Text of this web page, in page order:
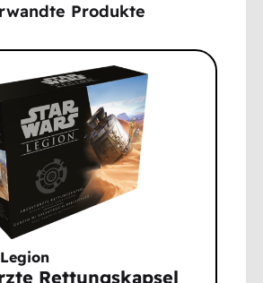
Produkte
Rettungskapsel